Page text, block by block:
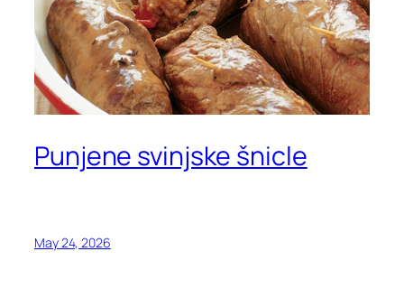
Punjene svinjske šnicle
May 24, 2026